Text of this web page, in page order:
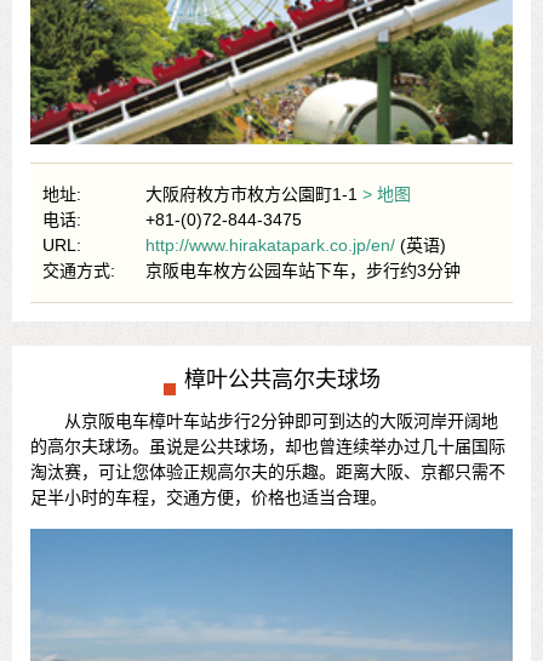
地址: 大阪府枚方市枚方公園町1-1 > 地图
电话:
+81-(0)72-844-3475
URL:
http://www.hirakatapark.co.jp/en/ (英语)
交通方式:
京阪电车枚方公园车站下车，步行约3分钟
樟叶公共高尔夫球场
从京阪电车樟叶车站步行2分钟即可到达的大阪河岸开阔地
的高尔夫球场。虽说是公共球场，却也曾连续举办过几十届国际
淘汰赛，可让您体验正规高尔夫的乐趣。距离大阪、京都只需不
足半小时的车程，交通方便，价格也适当合理。